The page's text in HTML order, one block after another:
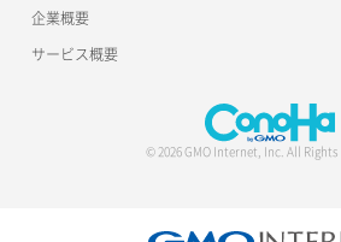
企業概要
サービス概要
© 2026 GMO Internet, Inc. All Rights